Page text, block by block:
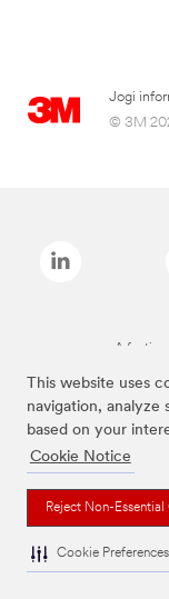
This website uses
navigation, analyze
based on your
Cookie Notice
Reject Non-
Cookie Preferences
Jogi
© 3M
A fenti